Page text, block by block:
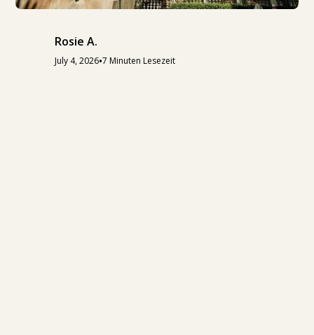
Rosie A.
July 4, 2026•7 Minuten Lesezeit